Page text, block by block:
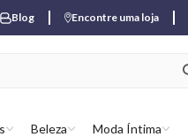
Blog Encontre uma loja
Beleza Moda Íntima